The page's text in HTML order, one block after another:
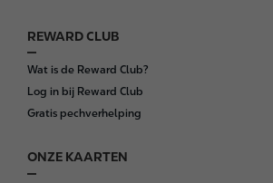
REWARD CLUB
Wat is de Reward Club?
Log in bij Reward Club
Gratis pechverhelping
ONZE KAARTEN